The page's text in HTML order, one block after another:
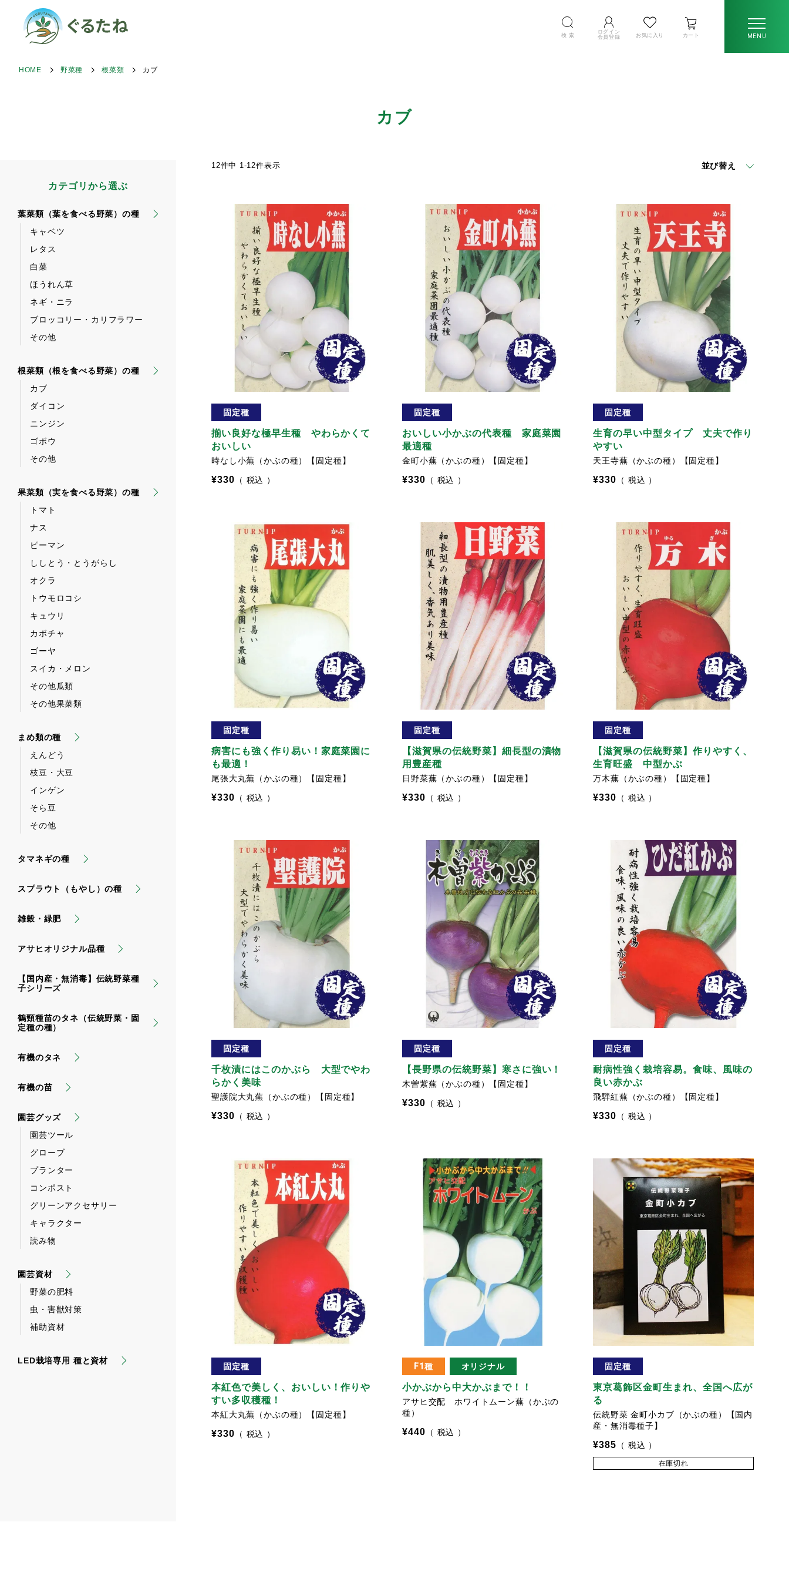
検 索
ログイン
会員登録
お気に入り カート MENU
HOME 野菜種 根菜類 カブ
カブ
カテゴリから選ぶ
葉菜類（葉を食べる野菜）の種
キャベツ
レタス
白菜
ほうれん草
ネギ・ニラ
ブロッコリー・カリフラワー
その他
根菜類（根を食べる野菜）の種
カブ
ダイコン
ニンジン
ゴボウ
その他
果菜類（実を食べる野菜）の種
トマト
ナス
ピーマン
ししとう・とうがらし
オクラ
トウモロコシ
キュウリ
カボチャ
ゴーヤ
スイカ・メロン
その他瓜類
その他果菜類
まめ類の種
えんどう
枝豆・大豆
インゲン
そら豆
その他
タマネギの種
スプラウト（もやし）の種
雑穀・緑肥
アサヒオリジナル品種
【国内産・無消毒】伝統野菜種
子シリーズ
鶴頸種苗のタネ（伝統野菜・固
定種の種）
有機のタネ
有機の苗
園芸グッズ
園芸ツール
グローブ
プランター
コンポスト
グリーンアクセサリー
キャラクター
読み物
園芸資材
野菜の肥料
虫・害獣対策
補助資材
LED栽培専用 種と資材
並び替え
12件中 1-12件表示
固定種
揃い良好な極早生種 やわらかくて
おいしい
時なし小蕪（かぶの種）【固定種】
¥330 税込
固定種
おいしい小かぶの代表種 家庭菜園
最適種
金町小蕪（かぶの種）【固定種】
¥330 税込
固定種
生育の早い中型タイプ 丈夫で作り
やすい
天王寺蕪（かぶの種）【固定種】
¥330 税込
固定種
病害にも強く作り易い！家庭菜園に
も最適！
尾張大丸蕪（かぶの種）【固定種】
¥330 税込
固定種
【滋賀県の伝統野菜】細長型の漬物
用豊産種
日野菜蕪（かぶの種）【固定種】
¥330 税込
固定種
【滋賀県の伝統野菜】作りやすく、
生育旺盛 中型かぶ
万木蕪（かぶの種）【固定種】
¥330 税込
固定種
千枚漬にはこのかぶら 大型でやわ
らかく美味
聖護院大丸蕪（かぶの種）【固定種】
¥330 税込
固定種
【長野県の伝統野菜】寒さに強い！
木曽紫蕪（かぶの種）【固定種】
¥330 税込
固定種
耐病性強く栽培容易。食味、風味の
良い赤かぶ
飛騨紅蕪（かぶの種）【固定種】
¥330 税込
固定種
本紅色で美しく、おいしい！作りや
すい多収穫種！
本紅大丸蕪（かぶの種）【固定種】
¥330 税込
F1種 オリジナル
小かぶから中大かぶまで！！
アサヒ交配 ホワイトムーン蕪（かぶの
種）
¥440 税込
固定種
東京葛飾区金町生まれ、全国へ広が
る
伝統野菜 金町小カブ（かぶの種）【国内
産・無消毒種子】
¥385 税込
在庫切れ